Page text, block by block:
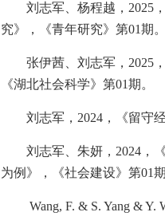
刘志军、杨程越， 2025
究》，《青年研究》第01期。
张伊茜、刘志军， 2025
《湖北社会科学》第01期。
刘志军， 2024 ，《留守
刘志军、朱妍， 2024 ，
为例》，《社会建设》第01
Wang, F. & S. Yang & Y.